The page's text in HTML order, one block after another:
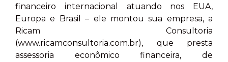
financeiro internacional atuando nos EUA,
Europa e Brasil – ele montou sua empresa, a
Ricam Consultoria
(www.ricamconsultoria.com.br), que presta
assessoria econômico financeira, de